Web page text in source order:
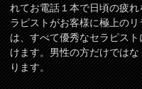
れてお電話１本で日頃の疲
ラピストがお客様に極上の
は、すべて優秀なセラピス
けます。男性の方だけでは
ります。